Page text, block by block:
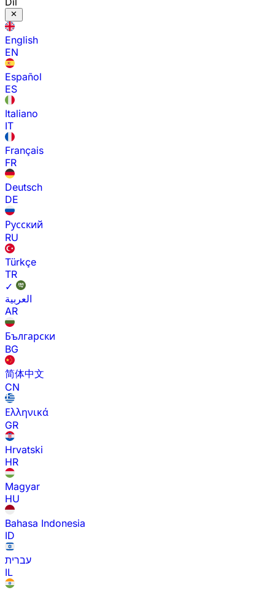
English
EN
Español
ES
Italiano
IT
Français
FR
Deutsch
DE
Русский
RU
Türkçe
TR
✓
العربية
AR
Български
BG
简体中文
CN
Ελληνικά
GR
Hrvatski
HR
Magyar
HU
Bahasa Indonesia
ID
עברית
IL